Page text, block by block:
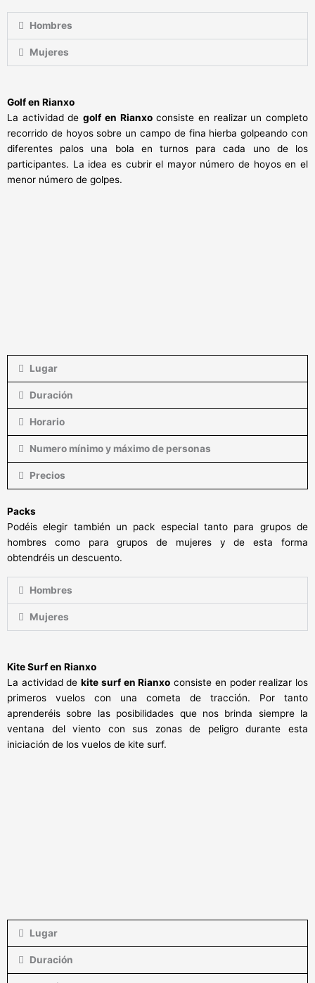
Hombres
Mujeres
Golf en Rianxo
La actividad degolf en Rianxoconsiste en realizar un completo
recorrido de hoyos sobre un campo de fina hierba golpeando con
diferentes palos una bola en turnos para cada uno de los
participantes. La idea es cubrir el mayor número de hoyos en el
menor número de golpes.
Lugar
Duración
Horario
Numero mínimo y máximo de personas
Precios
Packs
Podéis elegir también un pack especial tanto para grupos de
hombres como para grupos de mujeres y de esta forma
obtendréis un descuento.
Hombres
Mujeres
Kite Surf en Rianxo
La actividad dekite surf en Rianxo consiste en poder realizar los
primeros vuelos con una cometa de tracción. Por tanto
aprenderéis sobre las posibilidades que nos brinda siempre la
ventana del viento con sus zonas de peligro durante esta
iniciación de los vuelos de kite surf.
Lugar
Duración